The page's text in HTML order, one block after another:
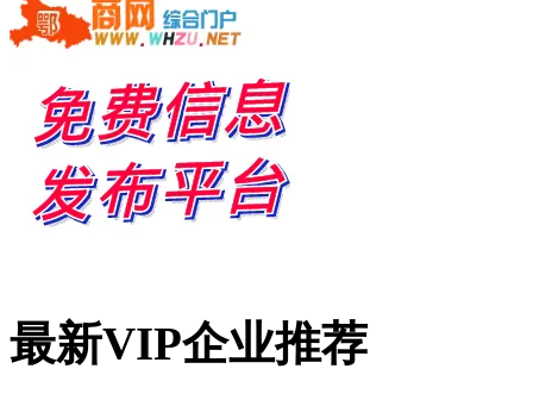
最新VIP企业推荐